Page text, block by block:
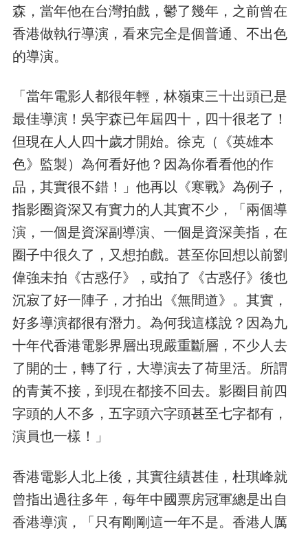
森，當年他在台灣拍戲，鬱了幾年，之前曾在
香港做執行導演，看來完全是個普通、不出色
的導演。
「當年電影人都很年輕，林嶺東三十出頭已是
最佳導演！吳宇森已年屆四十，四十很老了！
但現在人人四十歲才開始。徐克（《英雄本
色》監製）為何看好他？因為你看看他的作
品，其實很不錯！」他再以《寒戰》為例子，
指影圈資深又有實力的人其實不少，「兩個導
演，一個是資深副導演、一個是資深美指，在
圈子中很久了，又想拍戲。甚至你回想以前劉
偉強未拍《古惑仔》，或拍了《古惑仔》後也
沉寂了好一陣子，才拍出《無間道》。其實，
好多導演都很有潛力。為何我這樣說？因為九
十年代香港電影界層出現嚴重斷層，不少人去
了開的士，轉了行，大導演去了荷里活。所謂
的青黃不接，到現在都接不回去。影圈目前四
字頭的人不多，五字頭六字頭甚至七字都有，
演員也一樣！」
香港電影人北上後，其實往績甚佳，杜琪峰就
曾指出過往多年，每年中國票房冠軍總是出自
香港導演，「只有剛剛這一年不是。香港人厲